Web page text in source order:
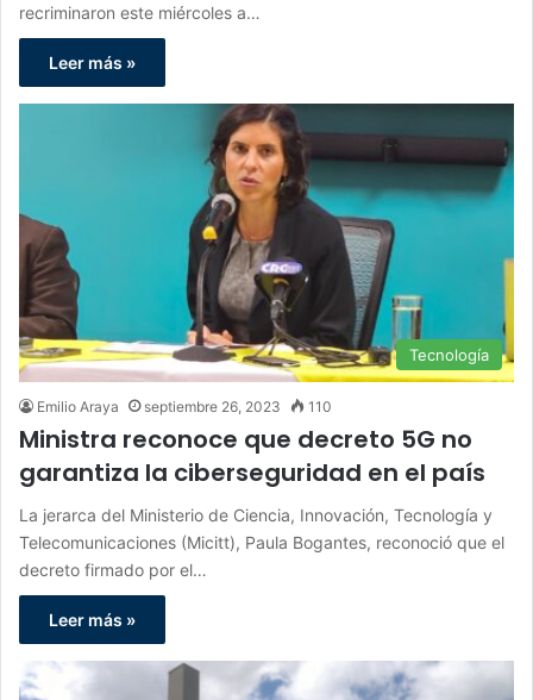
recriminaron este miércoles a…
Leer más »
Tecnología
Emilio Araya septiembre 26, 2023 110
Ministra reconoce que decreto 5G no
garantiza la ciberseguridad en el país
La jerarca del Ministerio de Ciencia, Innovación, Tecnología y
Telecomunicaciones (Micitt), Paula Bogantes, reconoció que el
decreto firmado por el…
Leer más »